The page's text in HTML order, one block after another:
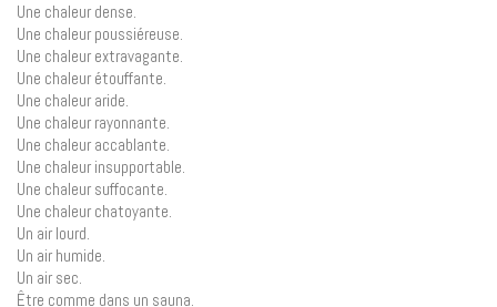
Une chaleur dense.
Une chaleur poussiéreuse.
Une chaleur extravagante.
Une chaleur étouffante.
Une chaleur aride.
Une chaleur rayonnante.
Une chaleur accablante.
Une chaleur insupportable.
Une chaleur suffocante.
Une chaleur chatoyante.
Un air lourd.
Un air humide.
Un air sec.
Être comme dans un sauna.